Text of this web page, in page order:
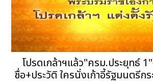
โปรดเกล้าฯแล้ว"ครม.ประยุทธ์
ชื่อ+ประวัติ ใครนั่งเก้าอี้รัฐมนตรีก